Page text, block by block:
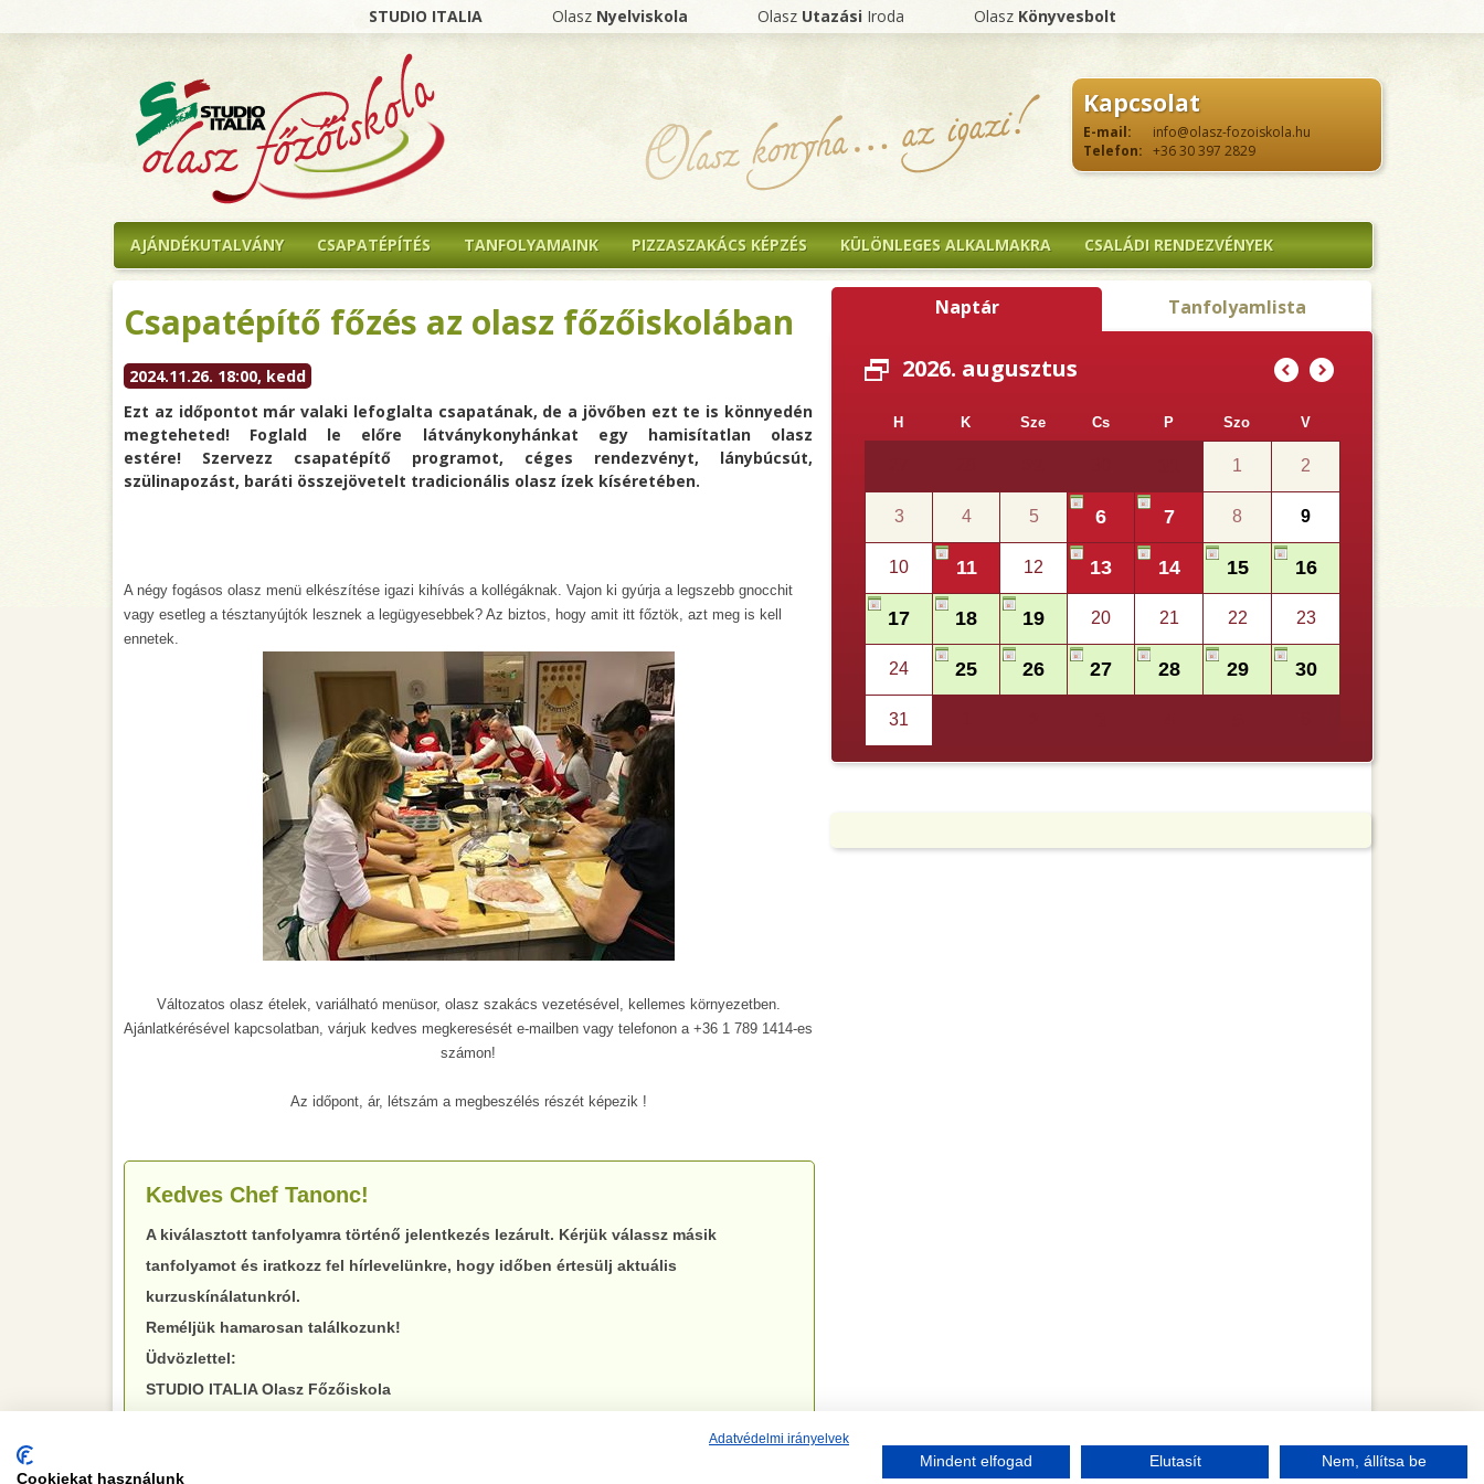
STUDIO ITALIA Olasz Nyelviskola Olasz UtazásiIroda Olasz Könyvesbolt
Kapcsolat
E-mail:
info@olasz-fozoiskola.hu
Telefon: +36 30 397 2829
AJÁNDÉKUTALVÁNY CSAPATÉPÍTÉS TANFOLYAMAINK PIZZASZAKÁCS KÉPZÉS KÜLÖNLEGES ALKALMAKRA CSALÁDI RENDEZVÉNYEK
Csapatépítő főzés az olasz főzőiskolában
2024.11.26. 18:00, kedd
Ezt az időpontot már valaki lefoglalta csapatának, de a jövőben ezt te is könnyedén
megteheted! Foglald le előre látványkonyhánkat egy hamisítatlan olasz
estére! Szervezz csapatépítő programot, céges rendezvényt, lánybúcsút,
szülinapozást, baráti összejövetelt tradicionális olasz ízek kíséretében.
A négy fogásos olasz menü elkészítése igazi kihívás a kollégáknak. Vajon ki gyúrja a legszebb gnocchit
vagy esetleg a tésztanyújtók lesznek a legügyesebbek? Az biztos, hogy amit itt főztök, azt meg is kell
ennetek.
Változatos olasz ételek, variálható menüsor, olasz szakács vezetésével, kellemes környezetben.
Ajánlatkérésével kapcsolatban, várjuk kedves megkeresését e-mailben vagy telefonon a +36 1 789 1414-es
számon!
Az időpont, ár, létszám a megbeszélés részét képezik !
Kedves Chef Tanonc!
A kiválasztott tanfolyamra történő jelentkezés lezárult. Kérjük válassz másik
tanfolyamot és iratkozz fel hírlevelünkre, hogy időben értesülj aktuális
kurzuskínálatunkról.
Reméljük hamarosan találkozunk!
Üdvözlettel:
STUDIO ITALIA Olasz Főzőiskola
Naptár Tanfolyamlista
2026. augusztus )
(
H K Sze Cs P Szo V
1 2
3 4 5 6 7 8 9
10 11 12 13 14 15 16
17 18 19 20 21 22 23
24 25 26 27 28 29 30
31
Adatvédelmi irányelvek
Cookiekat használunk
Mindent elfogad Elutasít Nem, állítsa be